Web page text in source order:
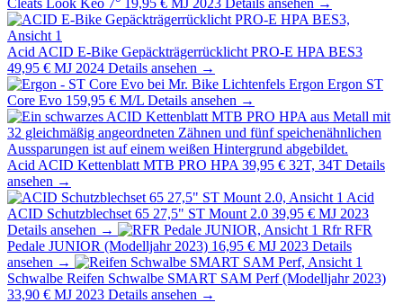
Cleats Look Keo 7° 19,95 € MJ 2023 Details ansehen →
Acid ACID E-Bike Gepäckträgerrücklicht PRO-E HPA BES3
49,95 € MJ 2024 Details ansehen →
Ergon Ergon ST
Core Evo 159,95 € M/L Details ansehen →
Acid ACID Kettenblatt MTB PRO HPA 39,95 € 32T, 34T Details
ansehen →
Acid
ACID Schutzblechset 65 27,5" ST Mount 2.0 39,95 € MJ 2023
Details ansehen →
Rfr RFR
Pedale JUNIOR (Modelljahr 2023) 16,95 € MJ 2023 Details
ansehen →
Schwalbe Reifen Schwalbe SMART SAM Perf (Modelljahr 2023)
33,90 € MJ 2023 Details ansehen →